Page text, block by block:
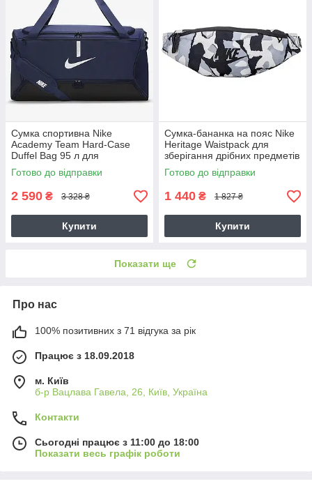
Сумка спортивна Nike
Academy Team Hard-Case
Duffel Bag 95 л для
тренувань та спорту
(CU8089-410)
Готово до відправки
2 590 ₴ 3 328 ₴
Купити
Сумка-бананка на пояс Nike
Heritage Waistpack для
зберігання дрібних предметів
(DV6242-060)
Готово до відправки
1 440 ₴ 1 827 ₴
Купити
Показати ще
Про нас
100% позитивних з 71 відгука за рік
Працює з 18.09.2018
м. Київ
б-р Вацлава Гавела, 26, Київ, Україна
Контакти
Сьогодні працює з 11:00 до 18:00
Показати весь графік роботи